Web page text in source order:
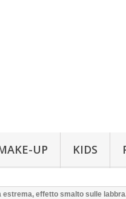
UP KIDS
estrema, effetto smalto sulle